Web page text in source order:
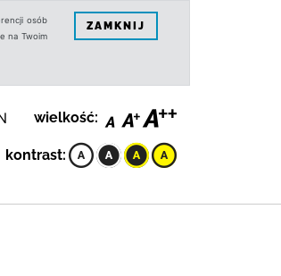
osób
na Twoim
ZAMKNIJ
wielkość:
kontrast: